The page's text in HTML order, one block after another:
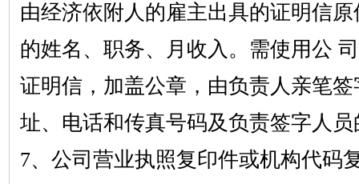
由经济依附人的雇主出具的证明信
的姓名、职务、月收入。需使用公
证明信，加盖公章，由负责人亲笔
址、电话和传真号码及负责签字人
7、公司营业执照复印件或机构代码